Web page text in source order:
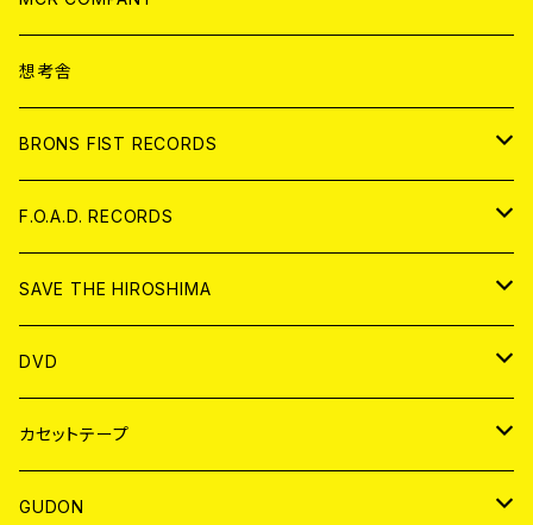
ANALOG
CD
アパレル
ANALOG
想考舎
BRONS FIST RECORDS
CD
ANALOG
F.O.A.D. RECORDS
CD
ANALOG
SAVE THE HIROSHIMA
アパレル
BADGE
DVD
JAPAN
WORLD
カセットテープ
JAPAN
GUDON